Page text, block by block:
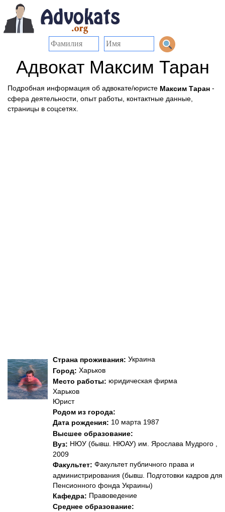
Адвокат Максим Таран
Подробная информация об адвокате/юристе Максим Таран -
сфера деятельности, опыт работы, контактные данные,
страницы в соцсетях.
Страна проживания: Украина
Город: Харьков
Место работы: юридическая фирма
Харьков
Юрист
Родом из города:
Дата рождения: 10 марта 1987
Высшее образование:
Вуз: НЮУ (бывш. НЮАУ) им. Ярослава Мудрого ,
2009
Факультет: Факультет публичного права и
администрирования (бывш. Подготовки кадров для
Пенсионного фонда Украины)
Кафедра: Правоведение
Среднее образование: